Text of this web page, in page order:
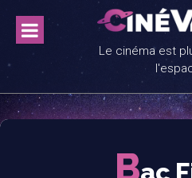
content
Le cinéma est
Bac